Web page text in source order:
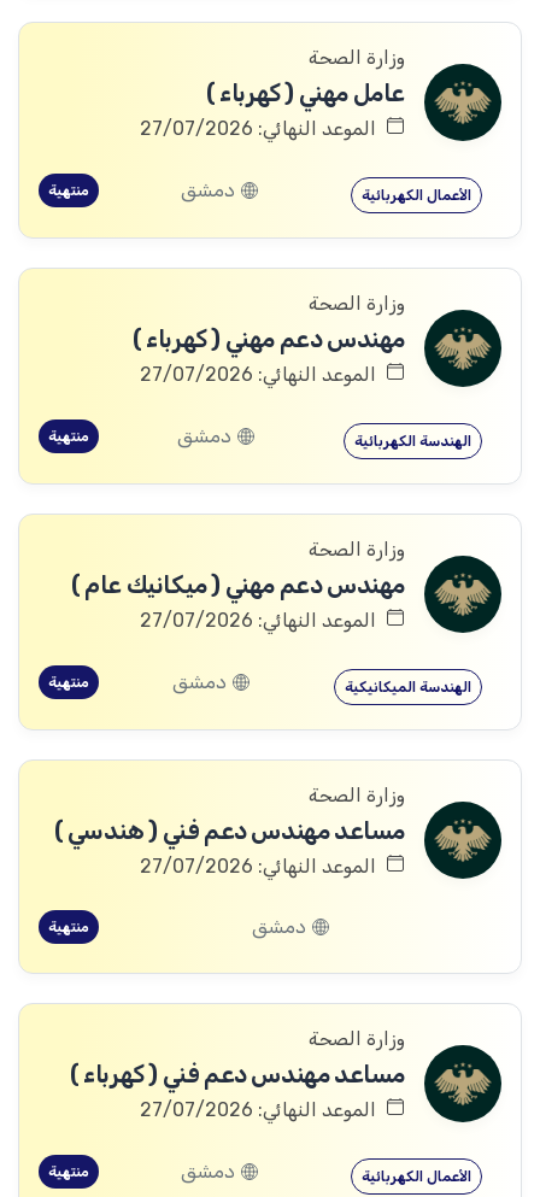
وزارة الصحة
عامل مهني ( كهرباء )
الموعد النهائي: 27/07/2026
الأعمال الكهربائية دمشق منتهية
وزارة الصحة
مهندس دعم مهني ( كهرباء )
الموعد النهائي: 27/07/2026
الهندسة الكهربائية دمشق منتهية
وزارة الصحة
مهندس دعم مهني ( ميكانيك عام )
الموعد النهائي: 27/07/2026
الهندسة الميكانيكية دمشق منتهية
وزارة الصحة
مساعد مهندس دعم فني ( هندسي )
الموعد النهائي: 27/07/2026
دمشق منتهية
وزارة الصحة
مساعد مهندس دعم فني ( كهرباء )
الموعد النهائي: 27/07/2026
الأعمال الكهربائية دمشق منتهية